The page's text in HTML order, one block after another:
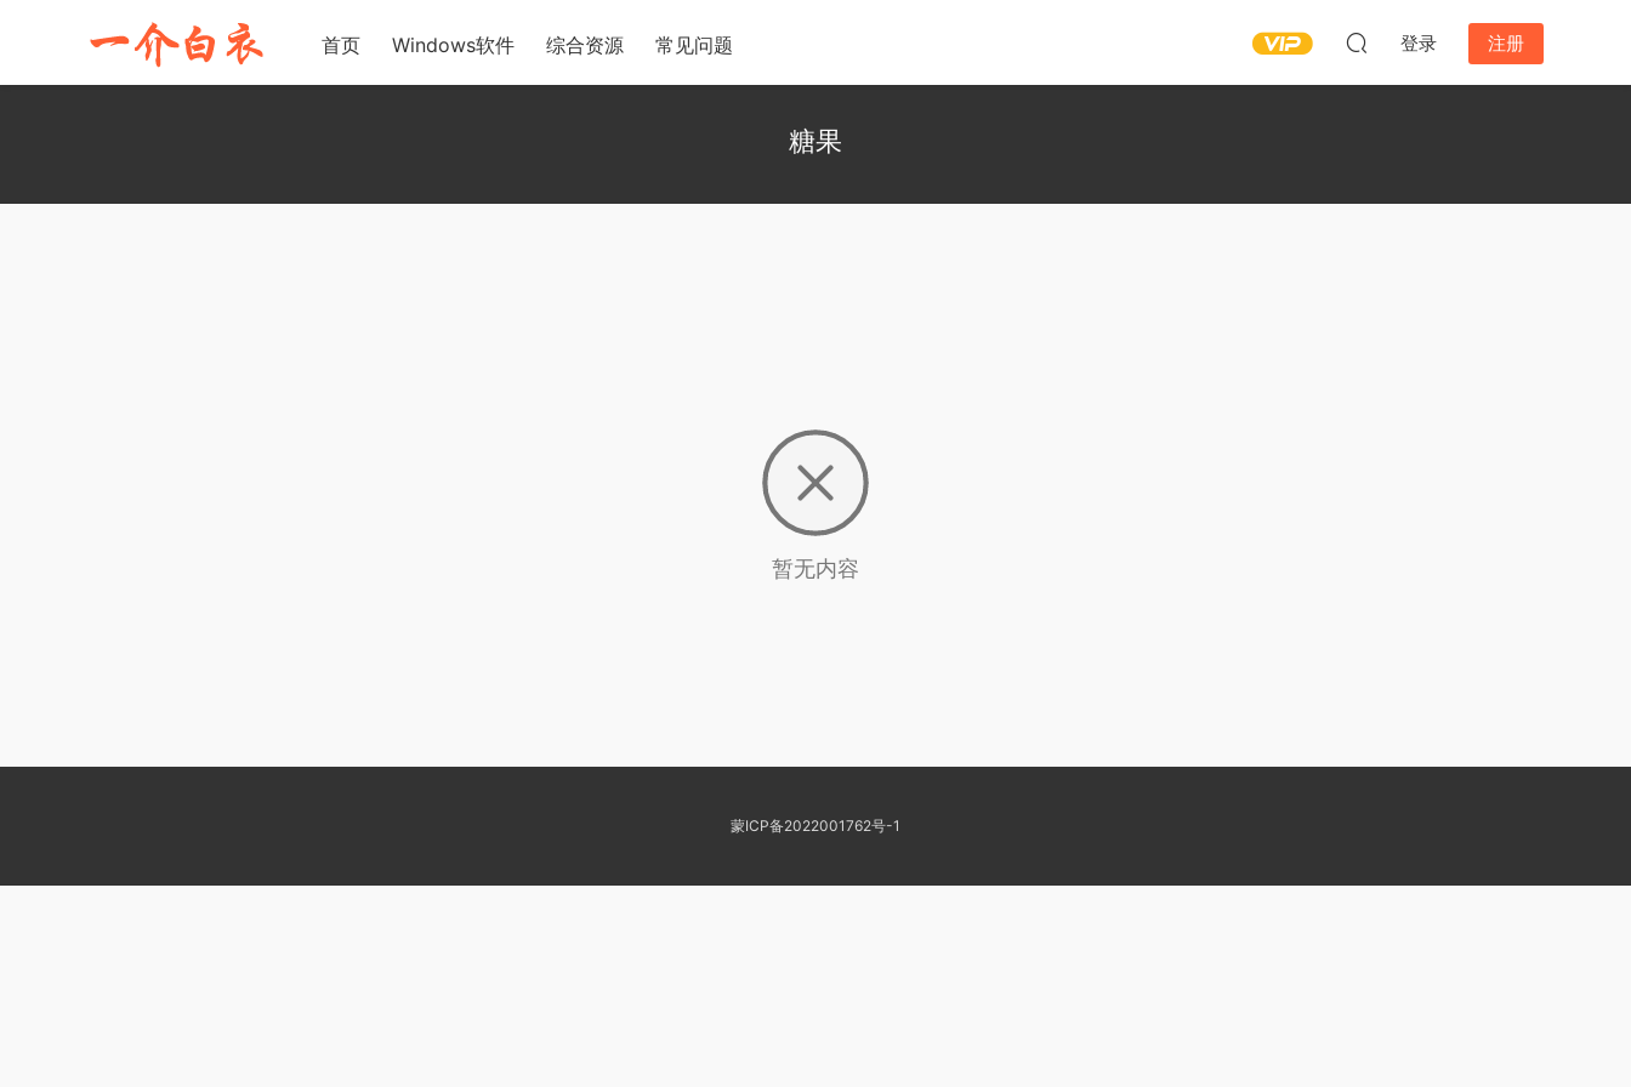
首页 Windows软件 综合资源 常见问题 登录 注册
糖果
暂无内容
蒙ICP备2022001762号-1